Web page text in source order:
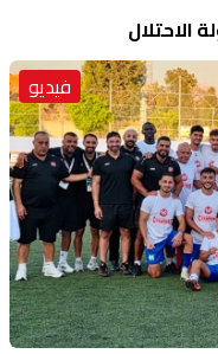
الاحتلال
فيديو